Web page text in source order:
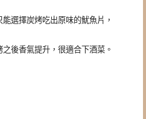
選擇炭烤吃出原味的魷魚片，
後香氣提升，很適合下酒菜。